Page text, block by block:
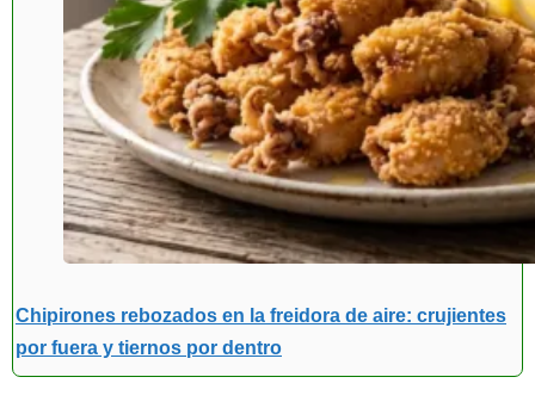
Chipirones rebozados en la freidora de aire: crujientes
por fuera y tiernos por dentro